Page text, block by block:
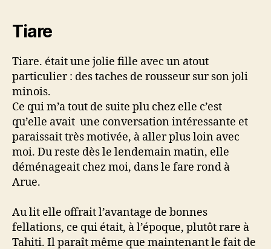
Tiare
Tiare. était une jolie fille avec un atout
particulier : des taches de rousseur sur son joli
minois.
Ce qui m’a tout de suite plu chez elle c’est
qu’elle avait une conversation intéressante et
paraissait très motivée, à aller plus loin avec
moi. Du reste dès le lendemain matin, elle
déménageait chez moi, dans le fare rond à
Arue.
Au lit elle offrait l’avantage de bonnes
fellations, ce qui était, à l’époque, plutôt rare à
Tahiti. Il paraît même que maintenant le fait de